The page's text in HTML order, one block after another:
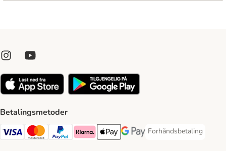
Betalingsmetoder
Visa Payment Method
Mastercard Payment Method
PayPal Payment Method
Klarna Payment Method
Apple Pay Payment Method
Google Pay Payment Method
Forhåndsbetaling
Forhåndsbetaling